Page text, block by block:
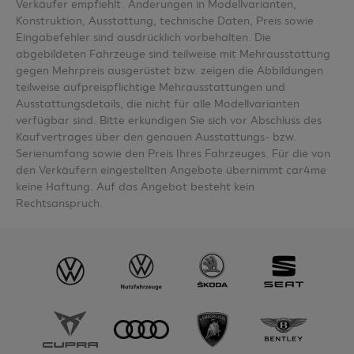
Verkäufer empfiehlt. Änderungen in Modellvarianten,
Konstruktion, Ausstattung, technische Daten, Preis sowie
Eingabefehler sind ausdrücklich vorbehalten. Die
abgebildeten Fahrzeuge sind teilweise mit Mehrausstattung
gegen Mehrpreis ausgerüstet bzw. zeigen die Abbildungen
teilweise aufpreispflichtige Mehrausstattungen und
Ausstattungsdetails, die nicht für alle Modellvarianten
verfügbar sind. Bitte erkundigen Sie sich vor Abschluss des
Kaufvertrages über den genauen Ausstattungs- bzw.
Serienumfang sowie den Preis Ihres Fahrzeuges. Für die von
den Verkäufern eingestellten Angebote übernimmt car4me
keine Haftung. Auf das Angebot besteht kein
Rechtsanspruch.